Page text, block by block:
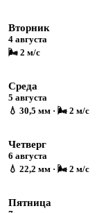
Вторник
4 августа
🌬 2 м/с
Среда
5 августа
💧 30,5 мм · 🌬 2 м/с
Четверг
6 августа
💧 22,2 мм · 🌬 2 м/с
Пятница